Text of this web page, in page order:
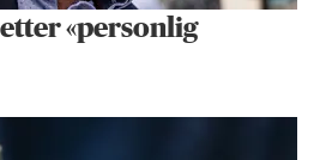
«personlig